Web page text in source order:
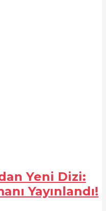
Yeni Dizi:
Yayınlandı!